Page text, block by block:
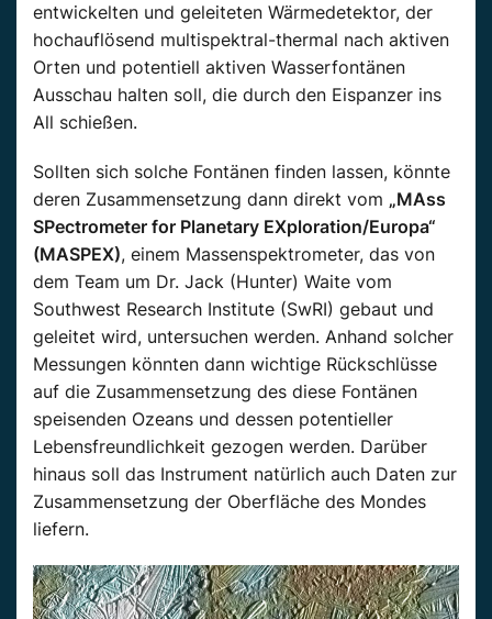
entwickelten und geleiteten Wärmedetektor, der
hochauflösend multispektral-thermal nach aktiven
Orten und potentiell aktiven Wasserfontänen
Ausschau halten soll, die durch den Eispanzer ins
All schießen.
Sollten sich solche Fontänen finden lassen, könnte
deren Zusammensetzung dann direkt vom „MAss
SPectrometer for Planetary EXploration/Europa“
(MASPEX), einem Massenspektrometer, das von
dem Team um Dr. Jack (Hunter) Waite vom
Southwest Research Institute (SwRI) gebaut und
geleitet wird, untersuchen werden. Anhand solcher
Messungen könnten dann wichtige Rückschlüsse
auf die Zusammensetzung des diese Fontänen
speisenden Ozeans und dessen potentieller
Lebensfreundlichkeit gezogen werden. Darüber
hinaus soll das Instrument natürlich auch Daten zur
Zusammensetzung der Oberfläche des Mondes
liefern.